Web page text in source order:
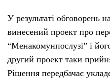
У результаті обговорень
винесений проект про
“Менакомунпослузі” і
другий проект таки
Рішення передбачає